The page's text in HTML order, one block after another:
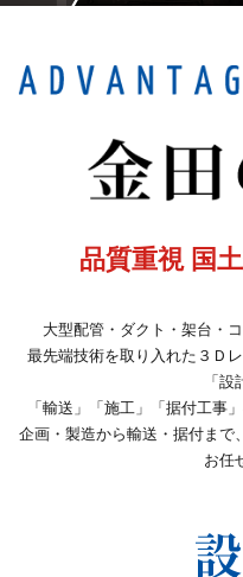
品質重視 国
大型配管・ダクト・架台・
最先端技術を取り入れた３Ｄ
「設
「輸送」「施工」「据付工事
企画・製造から輸送・据付まで
お任